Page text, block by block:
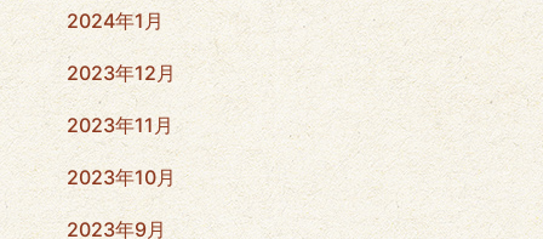
2024年1月
2023年12月
2023年11月
2023年10月
2023年9月